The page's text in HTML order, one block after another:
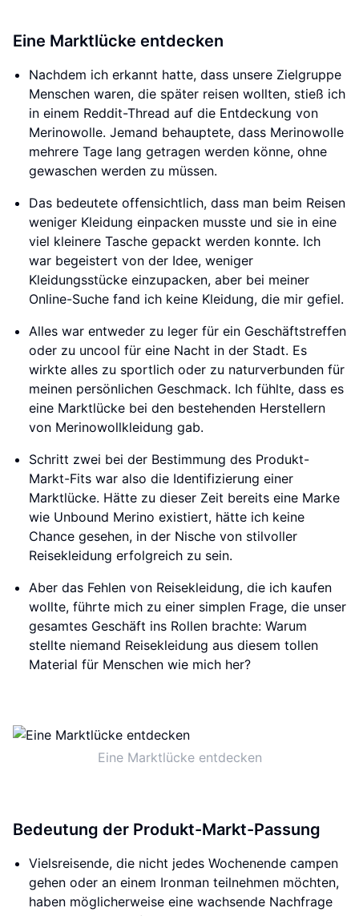
Eine Marktlücke entdecken
Nachdem ich erkannt hatte, dass unsere Zielgruppe
Menschen waren, die später reisen wollten, stieß ich
in einem Reddit-Thread auf die Entdeckung von
Merinowolle. Jemand behauptete, dass Merinowolle
mehrere Tage lang getragen werden könne, ohne
gewaschen werden zu müssen.
Das bedeutete offensichtlich, dass man beim Reisen
weniger Kleidung einpacken musste und sie in eine
viel kleinere Tasche gepackt werden konnte. Ich
war begeistert von der Idee, weniger
Kleidungsstücke einzupacken, aber bei meiner
Online-Suche fand ich keine Kleidung, die mir gefiel.
Alles war entweder zu leger für ein Geschäftstreffen
oder zu uncool für eine Nacht in der Stadt. Es
wirkte alles zu sportlich oder zu naturverbunden für
meinen persönlichen Geschmack. Ich fühlte, dass es
eine Marktlücke bei den bestehenden Herstellern
von Merinowollkleidung gab.
Schritt zwei bei der Bestimmung des Produkt-
Markt-Fits war also die Identifizierung einer
Marktlücke. Hätte zu dieser Zeit bereits eine Marke
wie Unbound Merino existiert, hätte ich keine
Chance gesehen, in der Nische von stilvoller
Reisekleidung erfolgreich zu sein.
Aber das Fehlen von Reisekleidung, die ich kaufen
wollte, führte mich zu einer simplen Frage, die unser
gesamtes Geschäft ins Rollen brachte: Warum
stellte niemand Reisekleidung aus diesem tollen
Material für Menschen wie mich her?
Eine Marktlücke entdecken
Bedeutung der Produkt-Markt-Passung
Vielsreisende, die nicht jedes Wochenende campen
gehen oder an einem Ironman teilnehmen möchten,
haben möglicherweise eine wachsende Nachfrage